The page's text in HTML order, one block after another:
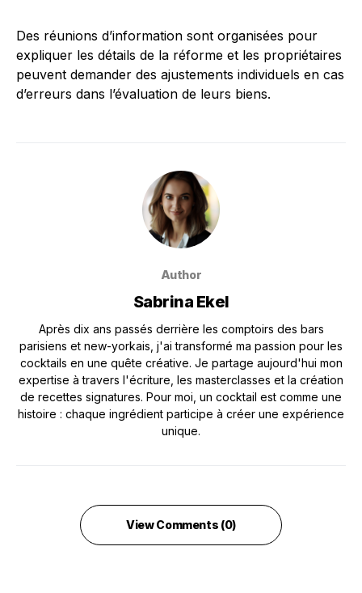
Des réunions d’information sont organisées pour
expliquer les détails de la réforme et les propriétaires
peuvent demander des ajustements individuels en cas
d’erreurs dans l’évaluation de leurs biens.
Author
Sabrina Ekel
Après dix ans passés derrière les comptoirs des bars
parisiens et new-yorkais, j'ai transformé ma passion pour les
cocktails en une quête créative. Je partage aujourd'hui mon
expertise à travers l'écriture, les masterclasses et la création
de recettes signatures. Pour moi, un cocktail est comme une
histoire : chaque ingrédient participe à créer une expérience
unique.
View Comments (0)